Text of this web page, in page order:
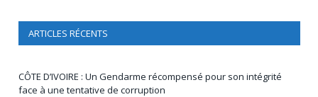
ARTICLES RÉCENTS
CÔTE D’IVOIRE : Un Gendarme récompensé pour son intégrité
face à une tentative de corruption